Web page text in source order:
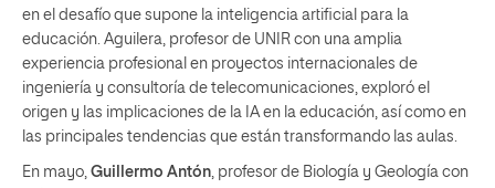
en el desafío que supone la inteligencia artificial para la
educación. Aguilera, profesor de UNIR con una amplia
experiencia profesional en proyectos internacionales de
ingeniería y consultoría de telecomunicaciones, exploró el
origen y las implicaciones de la IA en la educación, así como en
las principales tendencias que están transformando las aulas.
En mayo, Guillermo Antón, profesor de Biología y Geología con